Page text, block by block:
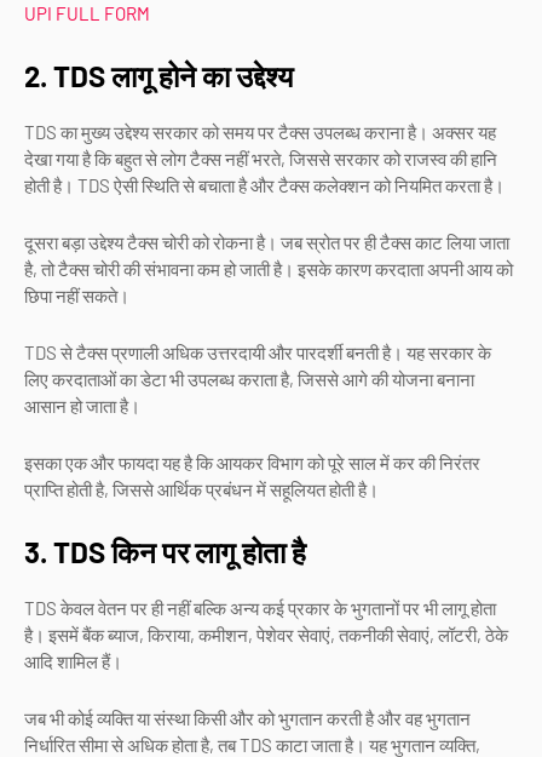
UPI FULL FORM
2. TDS लागू होने का उद्देश्य
TDS का मुख्य उद्देश्य सरकार को समय पर टैक्स उपलब्ध कराना है। अक्सर यह
देखा गया है कि बहुत से लोग टैक्स नहीं भरते, जिससे सरकार को राजस्व की हानि
होती है। TDS ऐसी स्थिति से बचाता है और टैक्स कलेक्शन को नियमित करता है।
दूसरा बड़ा उद्देश्य टैक्स चोरी को रोकना है। जब स्रोत पर ही टैक्स काट लिया जाता
है, तो टैक्स चोरी की संभावना कम हो जाती है। इसके कारण करदाता अपनी आय को
छिपा नहीं सकते।
TDS से टैक्स प्रणाली अधिक उत्तरदायी और पारदर्शी बनती है। यह सरकार के
लिए करदाताओं का डेटा भी उपलब्ध कराता है, जिससे आगे की योजना बनाना
आसान हो जाता है।
इसका एक और फायदा यह है कि आयकर विभाग को पूरे साल में कर की निरंतर
प्राप्ति होती है, जिससे आर्थिक प्रबंधन में सहूलियत होती है।
3. TDS किन पर लागू होता है
TDS केवल वेतन पर ही नहीं बल्कि अन्य कई प्रकार के भुगतानों पर भी लागू होता
है। इसमें बैंक ब्याज, किराया, कमीशन, पेशेवर सेवाएं, तकनीकी सेवाएं, लॉटरी, ठेके
आदि शामिल हैं।
जब भी कोई व्यक्ति या संस्था किसी और को भुगतान करती है और वह भुगतान
निर्धारित सीमा से अधिक होता है, तब TDS काटा जाता है। यह भुगतान व्यक्ति,